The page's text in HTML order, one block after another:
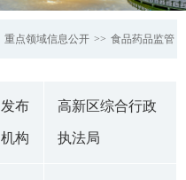
重点领域信息公开 >> 食品药品监管
发布
机构
高新区综合行政
执法局